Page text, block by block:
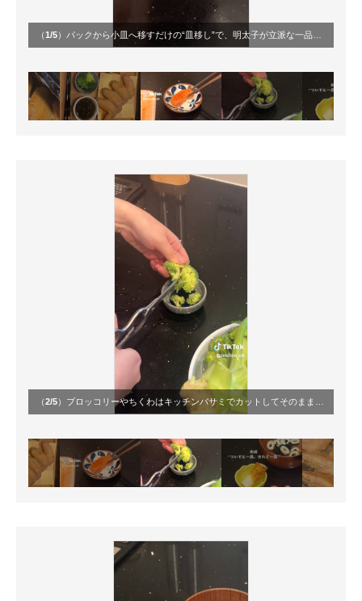
（1/5）パックから小皿へ移すだけの“皿移し”で、明太子が立派な一品に変身。手軽なのに食卓がぐっと整って見える工夫
（2/5）ブロッコリーやちくわはキッチンバサミでカットしてそのまま小鉢へ。包丁もまな板も使わず、無理なく品数を増やしていく流れ